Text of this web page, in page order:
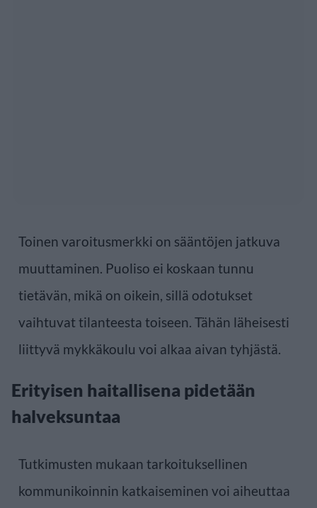
Toinen varoitusmerkki on sääntöjen jatkuva
muuttaminen. Puoliso ei koskaan tunnu
tietävän, mikä on oikein, sillä odotukset
vaihtuvat tilanteesta toiseen. Tähän läheisesti
liittyvä mykkäkoulu voi alkaa aivan tyhjästä.
Erityisen haitallisena pidetään
halveksuntaa
Tutkimusten mukaan tarkoituksellinen
kommunikoinnin katkaiseminen voi aiheuttaa